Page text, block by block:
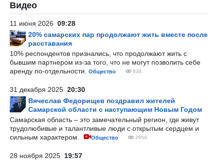
Видео
11 июня 2026 09:28
20% самарских пар продолжают жить вместе после
расставания
10% респондентов признались, что продолжают жить с
бывшим партнером из-за того, что не могут позволить себе
аренду по-отдельности.
Общество 834
31 декабря 2025 20:30
Вячеслав Федорищев поздравил жителей
Самарской области с наступающим Новым Годом
Самарская область – это замечательный регион, где живут
трудолюбивые и талантливые люди с открытым сердцем и
сильным характером.
Общество 2650
28 ноября 2025 19:57